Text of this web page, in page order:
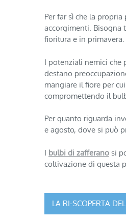
Per far sì che la
accorgimenti. Bisogna
fioritura e in primavera.
I potenziali nemici che
destano
mangiare il fiore per
compromettendo il
Per quanto riguarda
e agosto, dove si può
I bulbi di zafferano si
coltivazione di questa
Navigazione
LA RI-SCOPERTA